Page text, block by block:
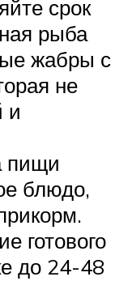
срок
рыба
жабры с
не
и
пищи
блюдо,
готового
до 24-48